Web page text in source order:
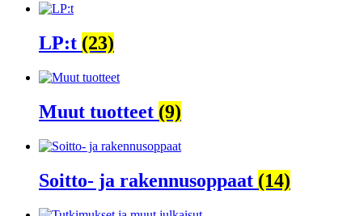
LP:t (23)
Muut tuotteet (9)
Soitto- ja rakennusoppaat (14)